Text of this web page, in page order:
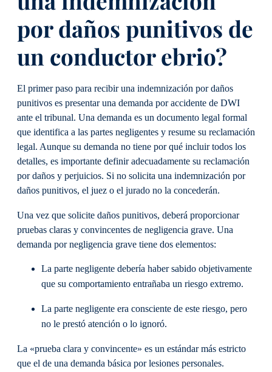
por daños punitivos de
un conductor ebrio?
El primer paso para recibir una indemnización por daños
punitivos es presentar una demanda por accidente de DWI
ante el tribunal. Una demanda es un documento legal formal
que identifica a las partes negligentes y resume su reclamación
legal. Aunque su demanda no tiene por qué incluir todos los
detalles, es importante definir adecuadamente su reclamación
por daños y perjuicios. Si no solicita una indemnización por
daños punitivos, el juez o el jurado no la concederán.
Una vez que solicite daños punitivos, deberá proporcionar
pruebas claras y convincentes de negligencia grave. Una
demanda por negligencia grave tiene dos elementos:
La parte negligente debería haber sabido objetivamente
que su comportamiento entrañaba un riesgo extremo.
La parte negligente era consciente de este riesgo, pero
no le prestó atención o lo ignoró.
La «prueba clara y convincente» es un estándar más estricto
que el de una demanda básica por lesiones personales.